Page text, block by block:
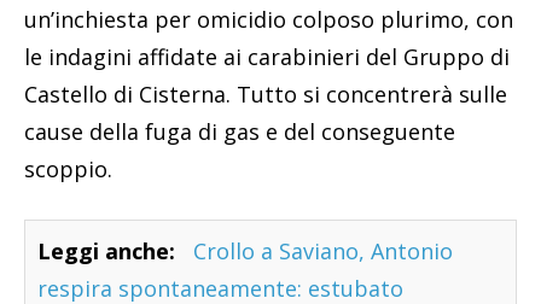
un’inchiesta per omicidio colposo plurimo, con
le indagini affidate ai carabinieri del Gruppo di
Castello di Cisterna. Tutto si concentrerà sulle
cause della fuga di gas e del conseguente
scoppio.
Leggi anche:
Crollo a Saviano, Antonio
respira spontaneamente: estubato